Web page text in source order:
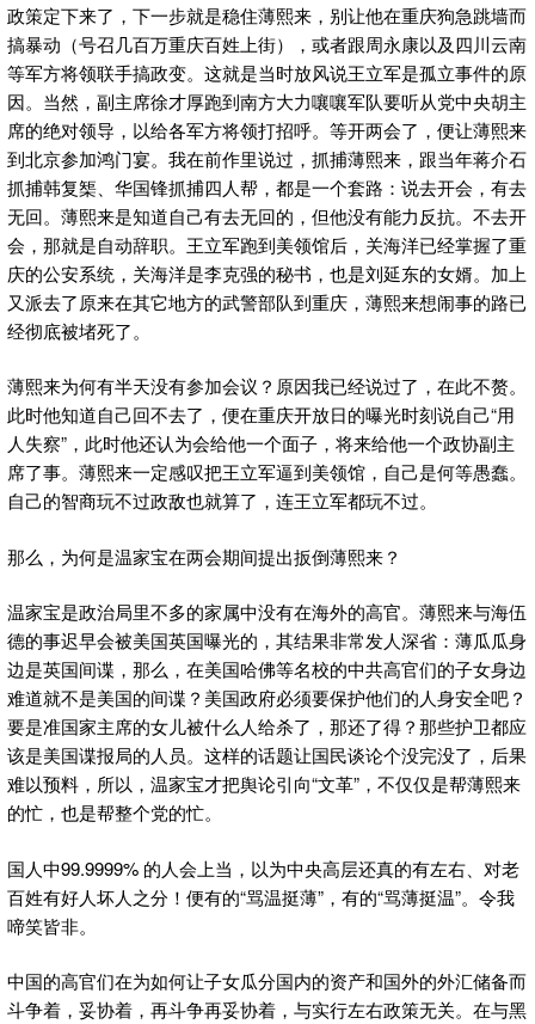
政策定下来了，下一步就是稳住薄熙来，别让他在重庆狗急跳墙而
搞暴动（号召几百万重庆百姓上街），或者跟周永康以及四川云南
等军方将领联手搞政变。这就是当时放风说王立军是孤立事件的原
因。当然，副主席徐才厚跑到南方大力嚷嚷军队要听从党中央胡主
席的绝对领导，以给各军方将领打招呼。等开两会了，便让薄熙来
到北京参加鸿门宴。我在前作里说过，抓捕薄熙来，跟当年蒋介石
抓捕韩复榘、华国锋抓捕四人帮，都是一个套路：说去开会，有去
无回。薄熙来是知道自己有去无回的，但他没有能力反抗。不去开
会，那就是自动辞职。王立军跑到美领馆后，关海洋已经掌握了重
庆的公安系统，关海洋是李克强的秘书，也是刘延东的女婿。加上
又派去了原来在其它地方的武警部队到重庆，薄熙来想闹事的路已
经彻底被堵死了。
薄熙来为何有半天没有参加会议？原因我已经说过了，在此不赘。
此时他知道自己回不去了，便在重庆开放日的曝光时刻说自己“用
人失察”，此时他还认为会给他一个面子，将来给他一个政协副主
席了事。薄熙来一定感叹把王立军逼到美领馆，自己是何等愚蠢。
自己的智商玩不过政敌也就算了，连王立军都玩不过。
那么，为何是温家宝在两会期间提出扳倒薄熙来？
温家宝是政治局里不多的家属中没有在海外的高官。薄熙来与海伍
德的事迟早会被美国英国曝光的，其结果非常发人深省：薄瓜瓜身
边是英国间谍，那么，在美国哈佛等名校的中共高官们的子女身边
难道就不是美国的间谍？美国政府必须要保护他们的人身安全吧？
要是准国家主席的女儿被什么人给杀了，那还了得？那些护卫都应
该是美国谍报局的人员。这样的话题让国民谈论个没完没了，后果
难以预料，所以，温家宝才把舆论引向“文革”，不仅仅是帮薄熙来
的忙，也是帮整个党的忙。
国人中99.9999% 的人会上当，以为中央高层还真的有左右、对老
百姓有好人坏人之分！便有的“骂温挺薄”，有的“骂薄挺温”。令我
啼笑皆非。
中国的高官们在为如何让子女瓜分国内的资产和国外的外汇储备而
斗争着，妥协着，再斗争再妥协着，与实行左右政策无关。在与黑